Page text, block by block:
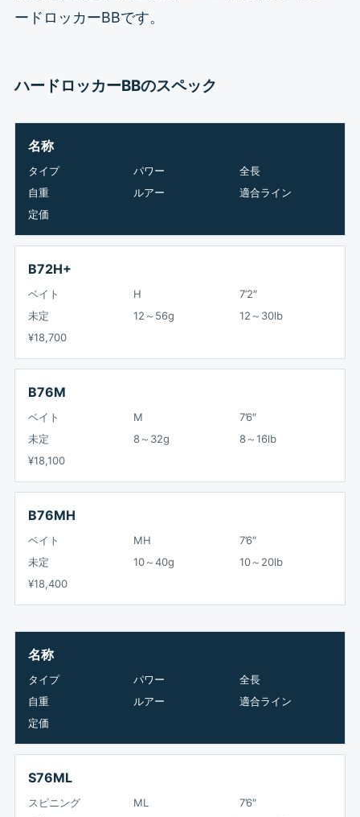
ードロッカーBBです。
ハードロッカーBBのスペック
名称
タイプ パワー
全長
自重
ルアー
適合ライン
定価
B72H+
ベイト H
7’2″
未定
12～56g
12～30lb
¥18,700
B76M
ベイト M
7’6″
未定
8～32g
8～16lb
¥18,100
B76MH
ベイト MH
7’6″
未定
10～40g
10～20lb
¥18,400
名称
タイプ パワー
全長
自重
ルアー
適合ライン
定価
S76ML
スピニング ML
7’6″